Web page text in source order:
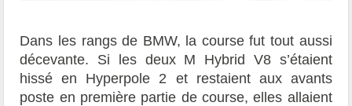
Dans les rangs de BMW, la course fut tout aussi
décevante. Si les deux M Hybrid V8 s’étaient
hissé en Hyperpole 2 et restaient aux avants
poste en première partie de course, elles allaient